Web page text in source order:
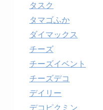
タスク
タマゴふか
ダイマックス
チーズ
チーズイベント
チーズデコ
デイリー
デコピクミン